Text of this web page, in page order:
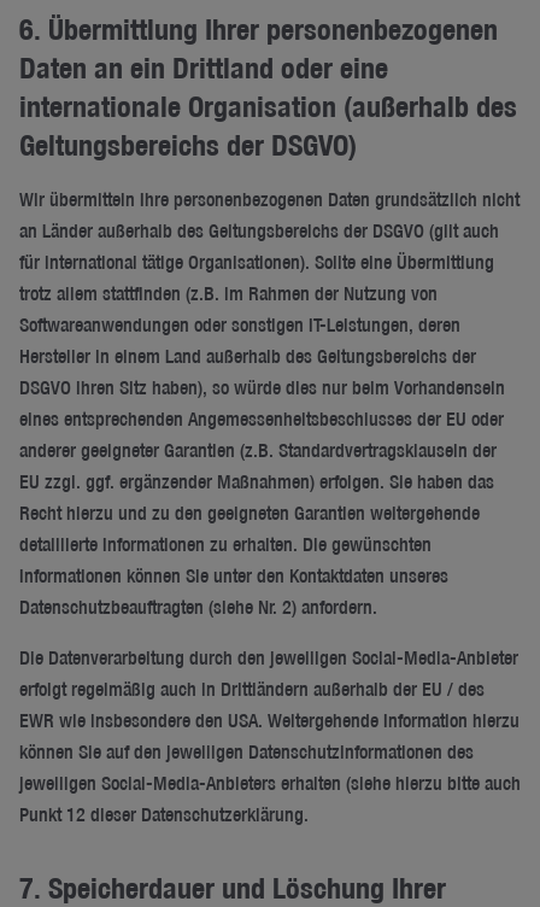
6. Übermittlung Ihrer personenbezogenen
Daten an ein Drittland oder eine
internationale Organisation (außerhalb des
Geltungsbereichs der DSGVO)
Wir übermitteln Ihre personenbezogenen Daten grundsätzlich nicht
an Länder außerhalb des Geltungsbereichs der DSGVO (gilt auch
für international tätige Organisationen). Sollte eine Übermittlung
trotz allem stattfinden (z.B. im Rahmen der Nutzung von
Softwareanwendungen oder sonstigen IT-Leistungen, deren
Hersteller in einem Land außerhalb des Geltungsbereichs der
DSGVO ihren Sitz haben), so würde dies nur beim Vorhandensein
eines entsprechenden Angemessenheitsbeschlusses der EU oder
anderer geeigneter Garantien (z.B. Standardvertragsklauseln der
EU zzgl. ggf. ergänzender Maßnahmen) erfolgen. Sie haben das
Recht hierzu und zu den geeigneten Garantien weitergehende
detaillierte Informationen zu erhalten. Die gewünschten
Informationen können Sie unter den Kontaktdaten unseres
Datenschutzbeauftragten (siehe Nr. 2) anfordern.
Die Datenverarbeitung durch den jeweiligen Social-Media-Anbieter
erfolgt regelmäßig auch in Drittländern außerhalb der EU / des
EWR wie insbesondere den USA. Weitergehende Information hierzu
können Sie auf den jeweiligen Datenschutzinformationen des
jeweiligen Social-Media-Anbieters erhalten (siehe hierzu bitte auch
Punkt 12 dieser Datenschutzerklärung.
7. Speicherdauer und Löschung Ihrer